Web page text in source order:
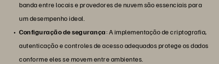
banda entre locais e provedores de nuvem são essenciais para
um desempenho ideal.
Configuração de segurança: A implementação de criptografia,
autenticação e controles de acesso adequados protege os dados
conforme eles se movem entre ambientes.